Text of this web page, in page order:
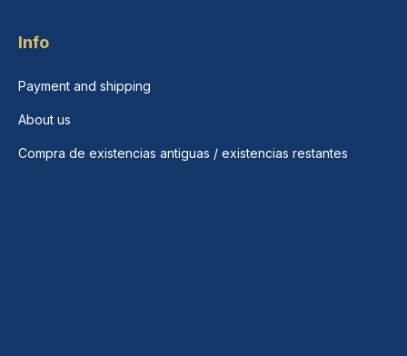
Info
Payment and shipping
About us
Compra de existencias antiguas / existencias restantes